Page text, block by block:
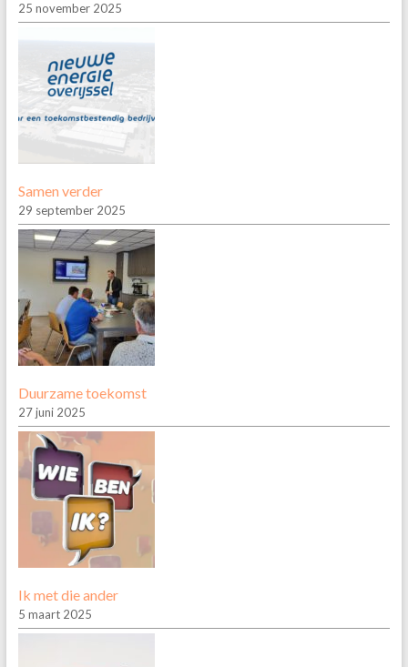
25 november 2025
Samen verder
29 september 2025
Duurzame toekomst
27 juni 2025
Ik met die ander
5 maart 2025